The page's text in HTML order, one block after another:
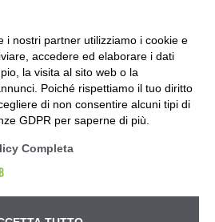
i nostri partner utilizziamo i cookie e
accedere ed elaborare i dati
la visita al sito web o la
Poiché rispettiamo il tuo diritto
di non consentire alcuni tipi di
GDPR per saperne di più.
Completa